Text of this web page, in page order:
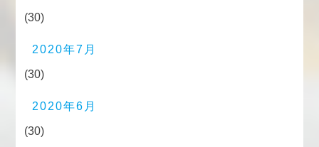
(30)
2020年7月
(30)
2020年6月
(30)